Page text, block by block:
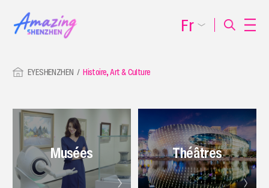
EYESHENZHEN Histoire, Art & Culture
Musées Théâtres
Fr